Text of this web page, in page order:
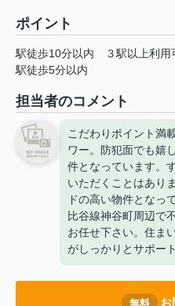
ポイント
駅徒歩10分以内 ３駅以上利用
駅徒歩5分以内
担当者のコメント
こだわりポイント満
ワー。防犯面でも嬉
件となっています。
いただくことはあり
ドの高い物件となっ
比谷線神谷町周辺で
お任せ下さい。住ま
がしっかりとサポー
無料 お